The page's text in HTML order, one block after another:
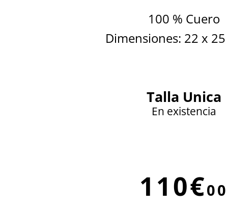
100 % Cuero
Dimensiones: 22 x
Talla Unica
En existencia
110€00